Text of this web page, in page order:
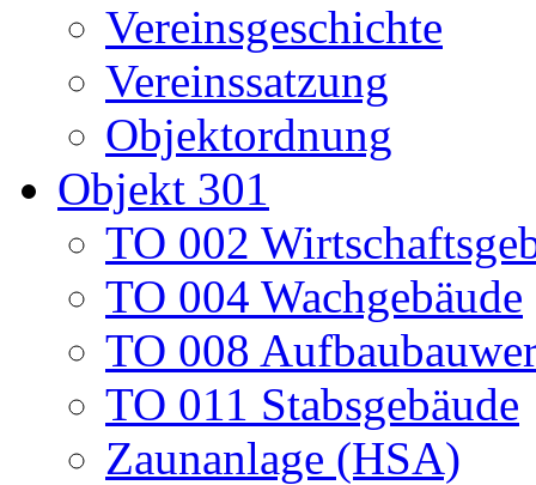
Vereinsgeschichte
Vereinssatzung
Objektordnung
Objekt 301
TO 002
TO 004 Wachgebäude
TO 008
TO 011 Stabsgebäude
Zaunanlage (HSA)